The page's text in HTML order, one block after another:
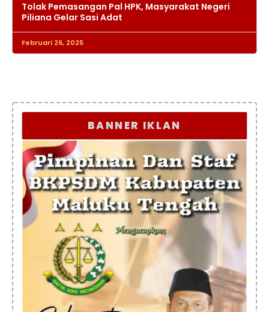
Tolak Pemasangan Pal HPK, Masyarakat Negeri
Piliana Gelar Sasi Adat
Februari 26, 2025
BANNER IKLAN